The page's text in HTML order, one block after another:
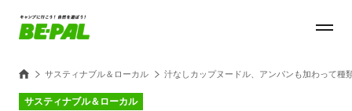
サスティナブル＆ローカル 汁なしカップヌードル、アンパンも加わって種
サスティナブル＆ローカル